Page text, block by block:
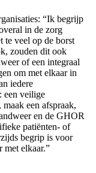
“Ik begrijp
in de zorg
te veel op de borst
zouden dit ook
of een integraal
om met elkaar in
iedere
een veilige
een afspraak,
en de GHOR
patiënten- of
begrip is voor
met elkaar.”